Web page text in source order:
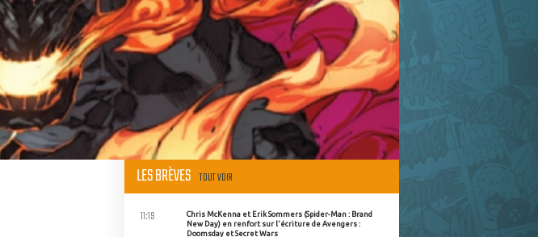
LES BRÈVES TOUT VOIR
Chris McKenna et Erik Sommers (Spider-Man : Brand
New Day) en renfort sur l'écriture de Avengers :
Doomsday et Secret Wars
11:19